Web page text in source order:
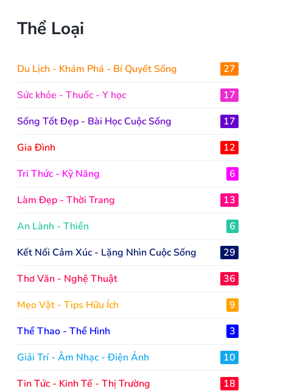
Thể Loại
Du Lịch - Khám Phá - Bí Quyết Sống
27
Sức khỏe - Thuốc - Y học
17
Sống Tốt Đẹp - Bài Học Cuộc Sống
17
Gia Đình
12
Tri Thức - Kỹ Năng
6
Làm Đẹp - Thời Trang
13
An Lành - Thiền
6
Kết Nối Cảm Xúc - Lặng Nhìn Cuộc Sống
29
Thơ Văn - Nghệ Thuật
36
Mẹo Vặt - Tips Hữu Ích
9
Thể Thao - Thể Hình
3
Giải Trí - Âm Nhạc - Điện Ảnh
10
Tin Tức - Kinh Tế - Thị Trường
18